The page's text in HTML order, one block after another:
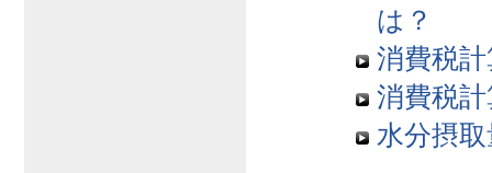
は？
消費税
消費税
水分摂